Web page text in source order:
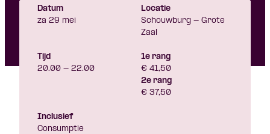
Datum
za 29 mei
Locatie
Schouwburg - Grote
Zaal
Tijd
20.00 - 22.00
1e rang
€ 41,50
2e rang
€ 37,50
Inclusief
Consumptie